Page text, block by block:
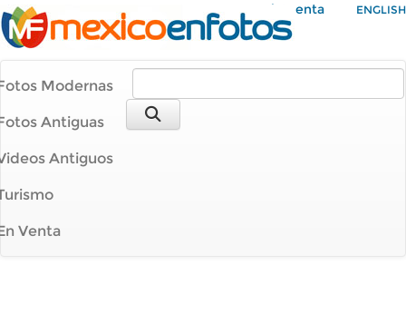
Mi Cuenta ENGLISH
Modernas
Antiguas
Antiguos
Venta